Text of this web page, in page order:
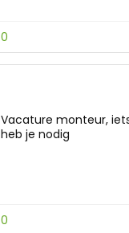
0
Vacature monteur,
heb je nodig
0